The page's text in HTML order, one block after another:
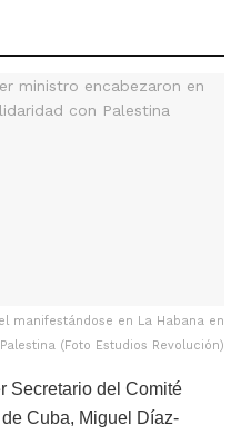
manifestándose en La Habana en
(Foto Estudios Revolución)
Secretario del Comité
Cuba, Miguel Díaz-